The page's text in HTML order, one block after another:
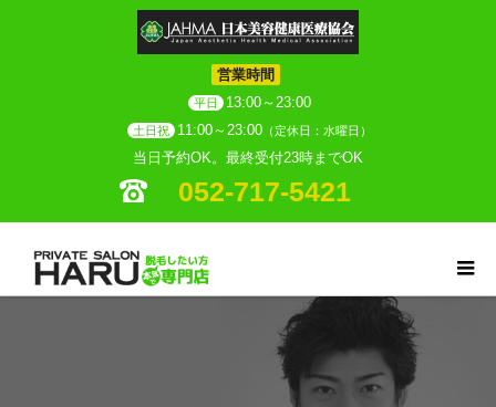
営業時間
平日 13:00～23:00
土日祝 11:00～23:00 （定休日：水曜日）
当日予約OK。最終受付23時までOK
052-717-5421